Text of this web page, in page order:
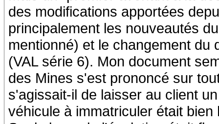
des modifications apportées
principalement les nouveautés
mentionné) et le changement du
(VAL série 6). Mon document
des Mines s'est prononcé sur
s'agissait-il de laisser au client
véhicule à immatriculer était bien